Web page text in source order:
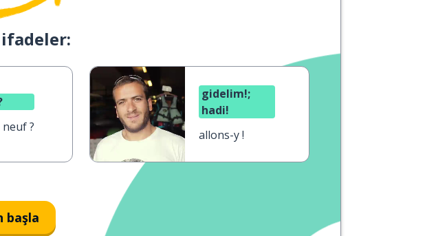
?
gidelim!;
hadi!
allons-y !
başla